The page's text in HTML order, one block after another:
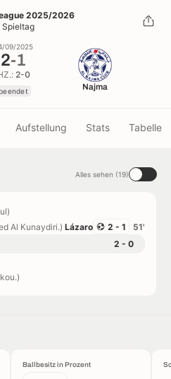
2-1
2025/2026
Spieltag
09/2025
2-1
2-0
beendet Najma
Aufstellung Stats Tabelle
Alles sehen (19)
51'
2 - 1
Al Kunaydiri.) Lázaro
2 - 0
Ballbesitz in Prozent